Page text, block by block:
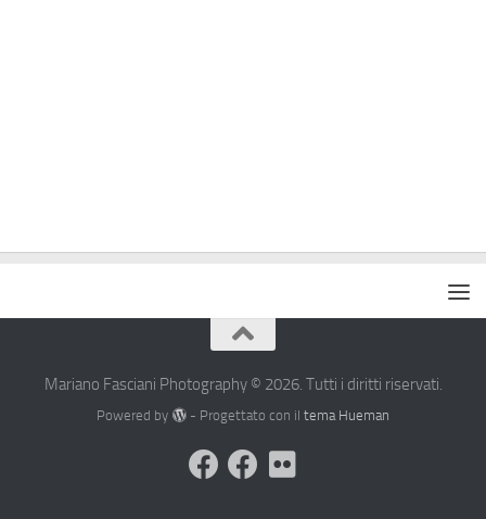
Mariano Fasciani Photography © 2026. Tutti i diritti riservati.
Powered by - Progettato con il tema Hueman